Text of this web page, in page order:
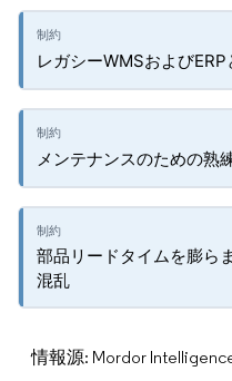
レガシーWMSおよび
メンテナンスのための熟
部品リードタイムを膨ら
混乱
情報源: Mordor